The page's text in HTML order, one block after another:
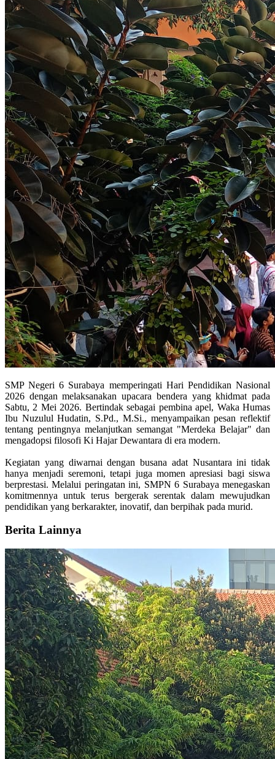
SMP Negeri 6 Surabaya memperingati Hari Pendidikan Nasional
2026 dengan melaksanakan upacara bendera yang khidmat pada
Sabtu, 2 Mei 2026. Bertindak sebagai pembina apel, Waka Humas
Ibu Nuzulul Hudatin, S.Pd., M.Si., menyampaikan pesan reflektif
tentang pentingnya melanjutkan semangat "Merdeka Belajar" dan
mengadopsi filosofi Ki Hajar Dewantara di era modern.
Kegiatan yang diwarnai dengan busana adat Nusantara ini tidak
hanya menjadi seremoni, tetapi juga momen apresiasi bagi siswa
berprestasi. Melalui peringatan ini, SMPN 6 Surabaya menegaskan
komitmennya untuk terus bergerak serentak dalam mewujudkan
pendidikan yang berkarakter, inovatif, dan berpihak pada murid.
Berita Lainnya